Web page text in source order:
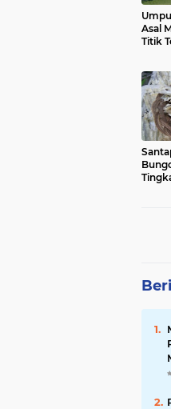
Asal
Titik